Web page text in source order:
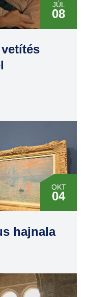
JÚL
08
OKT
04
11
JAN
hajnala